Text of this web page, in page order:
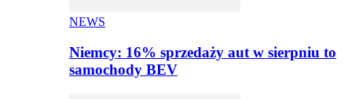
NEWS
Niemcy: 16% sprzedaży aut w sierpniu to
samochody BEV